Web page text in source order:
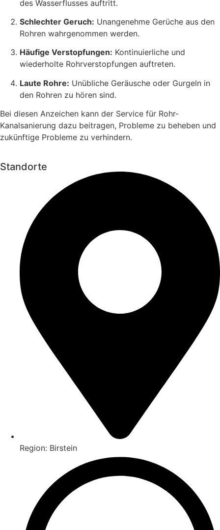
des Wasserflusses auftritt.
Schlechter Geruch: Unangenehme Gerüche aus den
Rohren wahrgenommen werden.
Häufige Verstopfungen: Kontinuierliche und
wiederholte Rohrverstopfungen auftreten.
Laute Rohre: Unübliche Geräusche oder Gurgeln in
den Rohren zu hören sind.
Bei diesen Anzeichen kann der Service für Rohr-
Kanalsanierung dazu beitragen, Probleme zu beheben und
zukünftige Probleme zu verhindern.
Standorte
Region: Birstein